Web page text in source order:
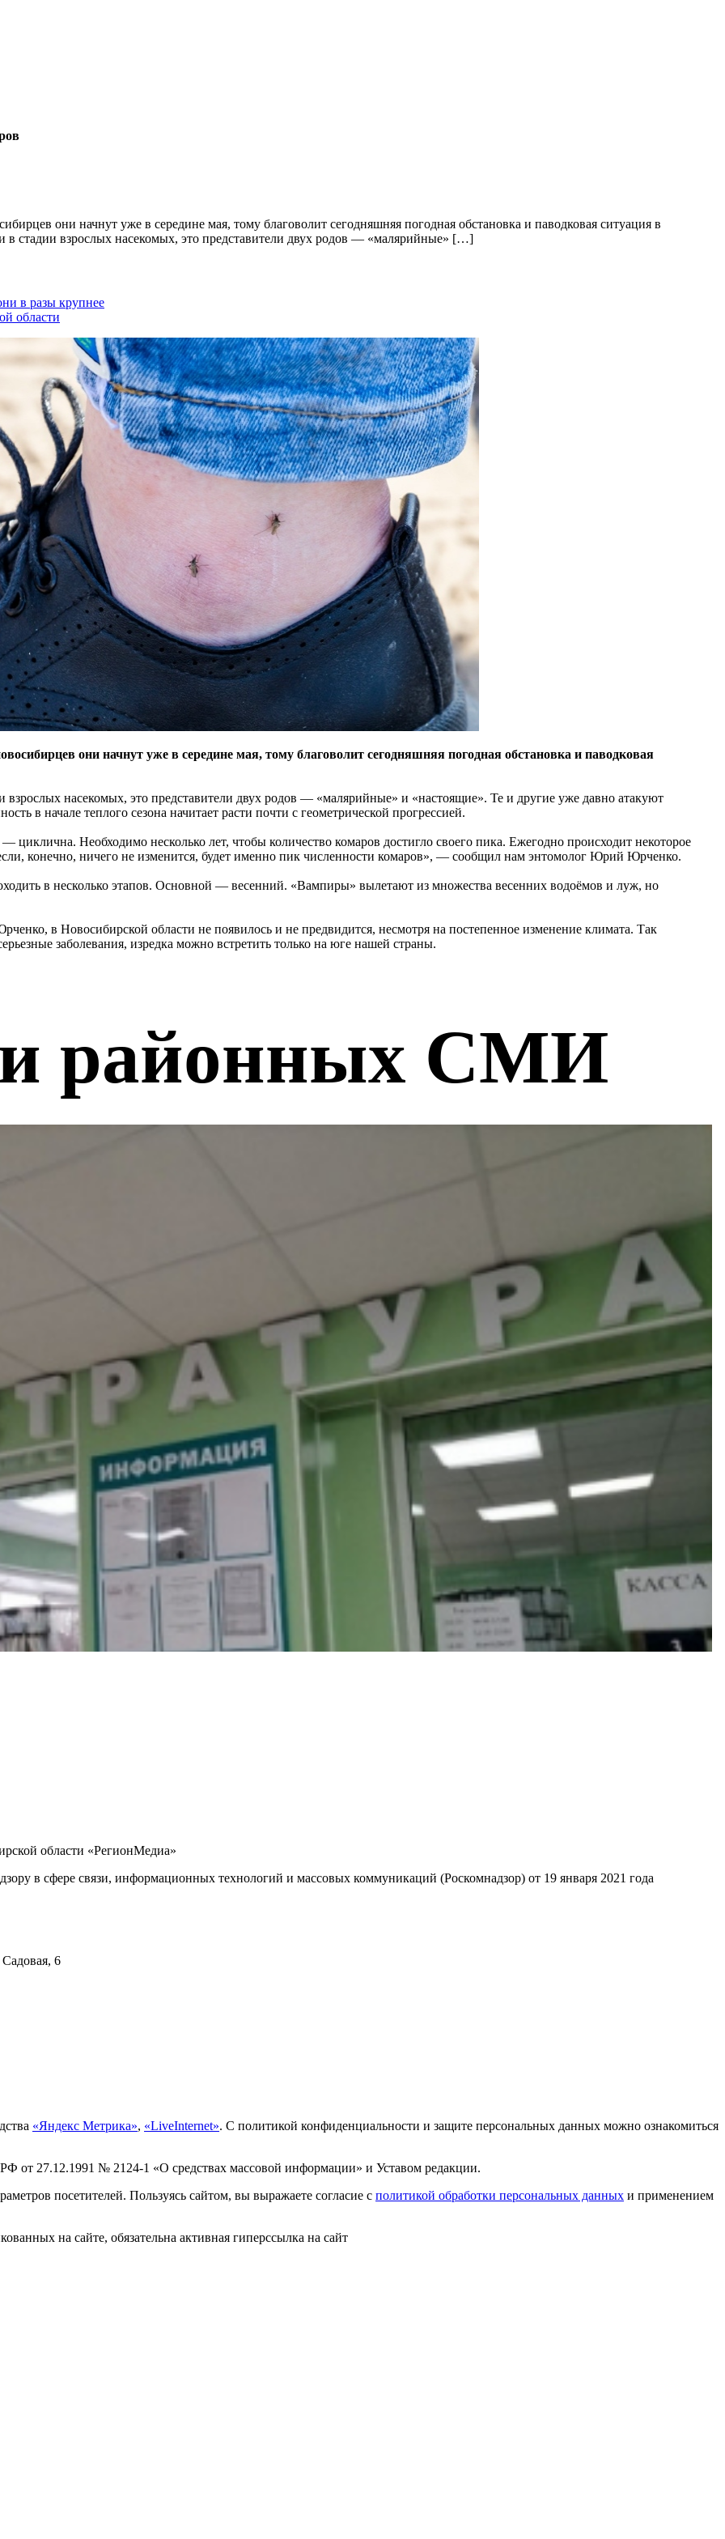
они начнут уже в середине мая, тому благоволит сегодняшняя погодная обстановка и паводковая ситуация в
в стадии взрослых насекомых, это представители двух родов — «малярийные» […]
в разы крупнее
области
они начнут уже в середине мая, тому благоволит сегодняшняя погодная обстановка и паводковая
насекомых, это представители двух родов — «малярийные» и «настоящие». Те и другие уже давно атакуют
в начале теплого сезона начитает расти почти с геометрической прогрессией.
Необходимо несколько лет, чтобы количество комаров достигло своего пика. Ежегодно происходит некоторое
конечно, ничего не изменится, будет именно пик численности комаров», — сообщил нам энтомолог Юрий Юрченко.
в несколько этапов. Основной — весенний. «Вампиры» вылетают из множества весенних водоёмов и луж, но
в Новосибирской области не появилось и не предвидится, несмотря на постепенное изменение климата. Так
заболевания, изредка можно встретить только на юге нашей страны.
области «РегионМедиа»
в сфере связи, информационных технологий и массовых коммуникаций (Роскомнадзор) от 19 января 2021 года
6
«Яндекс Метрика», «LiveInternet». С политикой конфиденциальности и защите персональных данных можно ознакомиться
от 27.12.1991 № 2124-1 «О средствах массовой информации» и Уставом редакции.
посетителей. Пользуясь сайтом, вы выражаете согласие с политикой обработки персональных данных и применением
на сайте, обязательна активная гиперссылка на сайт